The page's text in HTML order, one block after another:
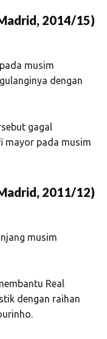
2014/15)
musim
dengan
gagal
mayor pada musim
2011/12)
musim
Real
dengan raihan